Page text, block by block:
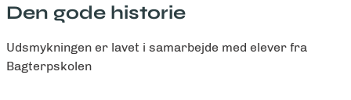
Den gode historie
Udsmykningen er lavet i samarbejde med elever fra
Bagterpskolen